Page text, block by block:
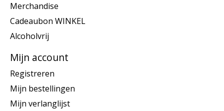
Merchandise
Cadeaubon WINKEL
Alcoholvrij
Mijn account
Registreren
Mijn bestellingen
Mijn verlanglijst